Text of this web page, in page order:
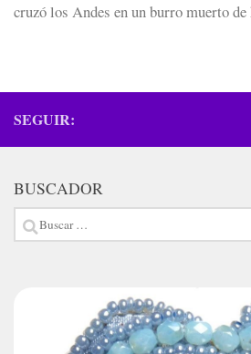
cruzó los Andes en un burro muerto
SEGUIR:
BUSCADOR
Buscar: